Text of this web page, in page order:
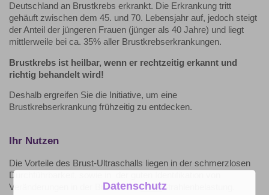
Deutschland an Brustkrebs erkrankt. Die Erkrankung tritt
gehäuft zwischen dem 45. und 70. Lebensjahr auf, jedoch steigt
der Anteil der jüngeren Frauen (jünger als 40 Jahre) und liegt
mittlerweile bei ca. 35% aller Brustkrebserkrankungen.
Brustkrebs ist heilbar, wenn er rechtzeitig erkannt und
richtig behandelt wird!
Deshalb ergreifen Sie die Initiative, um eine
Brustkrebserkrankung frühzeitig zu entdecken.
Ihr Nutzen
Die Vorteile des Brust-Ultraschalls liegen in der schmerzlosen
Durchführbarkeit, sowie in der guten Identifikation von
Veränderungen in der BrustdrüseohneStrahlenbelastung.
Datenschutz